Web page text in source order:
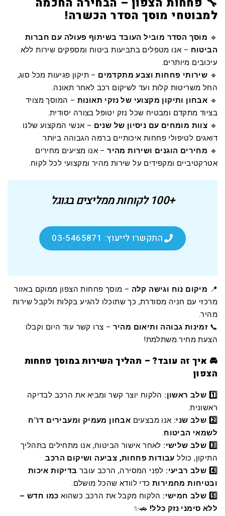
למבוטחי מוסך הסדר הכשרה!
🔹 מוסך הסדר מוביל העובד בשיתוף פעולה עם חברות
הביטוח – אנו מטפלים בתביעות ביטוח ומספקים שירות ללא
עיכובים מיותרים.
🔹 שירותי פחחות וצבע מתקדמים – תיקון פגיעות מכל סוג,
החל משריטות קלות ועד לשיקום רכב לאחר תאונה.
🔹 אבחון ותיקון מקצועי של נזקי תאונות – המוסך מצויד
בציוד מתקדם ומבטיח שכל נזק יטופל בצורה יסודית.
🔹 צוות מומחים עם ניסיון של שנים – אנשי המקצוע שלנו
דואגים לטיפולי פחחות איכותיים ברמה הגבוהה ביותר.
🔹 מחירים הוגנים ושירות מהיר– אנו מציעים מחירים
אטרקטיביים ומקפידים על שירות מהיר ומקצועי לכל לקוח.
+100 לקוחות ממליצים בגוגל
התקשרו לייעוץ: 03-5465871
📍 מיקום נוח וגישה קלה – מוסך פחחות הצפון ממוקם באזור
מרכזי עם חניה מסודרת, כך שתוכלו להגיע בקלות ולקבל שירות
מהיר.
📞זמינות גבוהה ותיאום מהיר – צרו קשר עוד היום וקבלו
הצעת מחיר משתלמת!
🚘 איך זה עובד? – תהליך השירות במוסך פחחות
הצפון
1️⃣ שלב ראשון:
הלקוח יוצר קשר ומביא את הרכב לבדיקה
ראשונית.
2️⃣ שלב שני:
אנו מבצעים אבחון מעמיק ומעבירים דו"ח
לשמאי הביטוח.
3️⃣ שלב שלישי:
לאחר אישור הביטוח, אנו מתחילים בתהליך
התיקון, כולל עבודות פחחות, צביעה ושיקום הרכב.
4️⃣ שלב רביעי:
לפני המסירה, הרכב עובר בדיקות איכות
ובטיחות מחמירות כדי לוודא שהכל מושלם.
5️⃣ שלב חמישי:
הלקוח מקבל את הרכב כשהוא כמו חדש –
ללא סימני נזק כלל! 🚗✨